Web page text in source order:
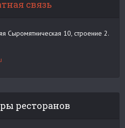
связь
Сыромятническая 10, строение 2.
ресторанов